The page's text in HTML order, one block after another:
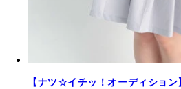
【ナツ☆イチッ！オーディショ